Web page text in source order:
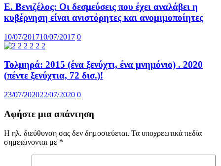
Ε. Βενιζέλος: Οι δεσμεύσεις που έχει αναλάβει η
κυβέρνηση είναι ανιστόρητες και ανομιμοποίητες
10/07/201710/07/2017 0
Τολμηρά: 2015 (ένα ξενύχτι, ένα μνημόνιο) . 2020
(πέντε ξενύχτια, 72 δισ.)!
23/07/202022/07/2020 0
Αφήστε μια απάντηση
Η ηλ. διεύθυνση σας δεν δημοσιεύεται. Τα υποχρεωτικά πεδία
σημειώνονται με *